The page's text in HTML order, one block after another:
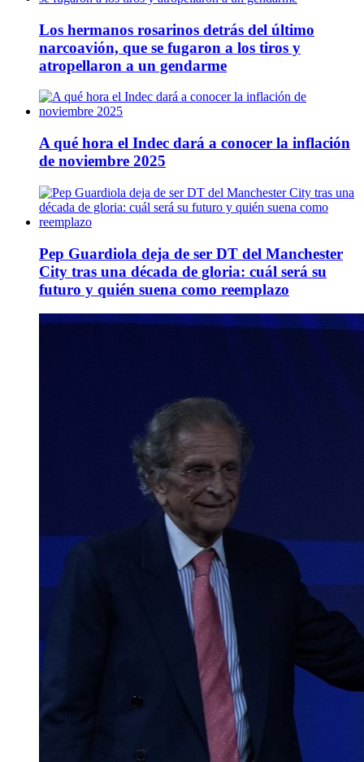
Los hermanos rosarinos detrás del último
narcoavión, que se fugaron a los tiros y
atropellaron a un gendarme
A qué hora el Indec dará a conocer la inflación
de noviembre 2025
Pep Guardiola deja de ser DT del Manchester
City tras una década de gloria: cuál será su
futuro y quién suena como reemplazo